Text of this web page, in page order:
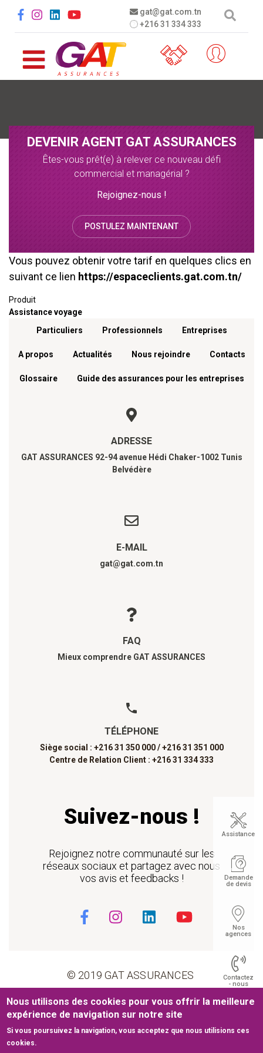
gat@gat.com.tn
+216 31 334 333
Social menu
DEVENIR AGENT GAT ASSURANCES
Êtes-vous prêt(e) à relever ce nouveau défi
commercial et managérial ?
Rejoignez-nous !
POSTULEZ MAINTENANT
Vous pouvez obtenir votre tarif en quelques clics en
suivant ce lien https://espaceclients.gat.com.tn/
Produit
Assistance voyage
Menu footer
Particuliers Professionnels Entreprises
A propos Actualités Nous rejoindre Contacts
Glossaire Guide des assurances pour les entreprises
ADRESSE
GAT ASSURANCES 92-94 avenue Hédi Chaker-1002 Tunis
Belvédère
E-MAIL
gat@gat.com.tn
FAQ
Mieux comprendre GAT ASSURANCES
TÉLÉPHONE
Siège social : +216 31 350 000 / +216 31 351 000
Centre de Relation Client : +216 31 334 333
Suivez-nous !
Rejoignez notre communauté sur les
réseaux sociaux et partagez avec nous
vos avis et feedbacks !
© 2019 GAT ASSURANCES
Pied de page
Conditions générales d’utilisation
Cookies Mentions légales Plan du site
Assistance
Demande
de devis
Nos
agences
Contactez
- nous
Nous utilisons des cookies pour vous offrir la meilleure
expérience de navigation sur notre site
Si vous poursuivez la navigation, vous acceptez que nous utilisions ces
cookies.